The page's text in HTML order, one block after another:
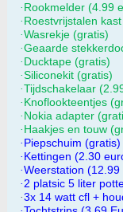
· Rookmelder (4.99
· Roestvrijstalen
·Wasrekje (gratis)
·Geaarde
· Ducktape (gratis)
·Siliconekit (gratis)
·Tijdschakelaar
· Knoflookteentjes
· Nokia adapter
· Haakjes en touw
· Piepschuim (gratis)
· Kettingen (2.30
·Weerstation (12.99
· 2 platsic 5 liter
·3x 14 watt cfl +